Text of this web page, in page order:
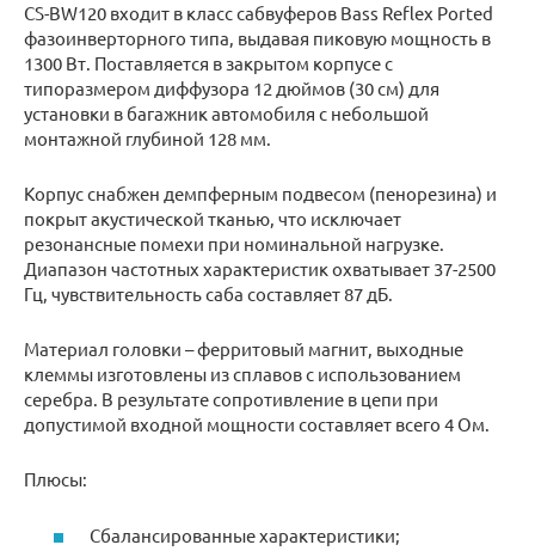
CS-BW120 входит в класс сабвуферов Bass Reflex Ported
фазоинверторного типа, выдавая пиковую мощность в
1300 Вт. Поставляется в закрытом корпусе с
типоразмером диффузора 12 дюймов (30 см) для
установки в багажник автомобиля с небольшой
монтажной глубиной 128 мм.
Корпус снабжен демпферным подвесом (пенорезина) и
покрыт акустической тканью, что исключает
резонансные помехи при номинальной нагрузке.
Диапазон частотных характеристик охватывает 37-2500
Гц, чувствительность саба составляет 87 дБ.
Материал головки – ферритовый магнит, выходные
клеммы изготовлены из сплавов с использованием
серебра. В результате сопротивление в цепи при
допустимой входной мощности составляет всего 4 Ом.
Плюсы:
Сбалансированные характеристики;